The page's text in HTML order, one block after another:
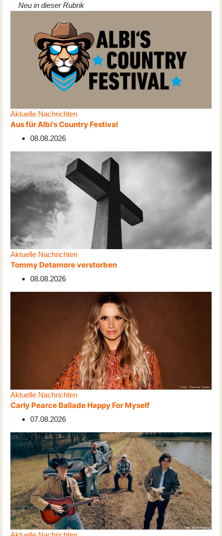
Neu in dieser Rubrik
Aktuelle Nachrichten
Aus für Albi's Country Festival
08.08.2026
Aktuelle Nachrichten
Tommy Detamore verstorben
08.08.2026
Aktuelle Nachrichten
Carly Pearce Ballade Happy For Myself
07.08.2026